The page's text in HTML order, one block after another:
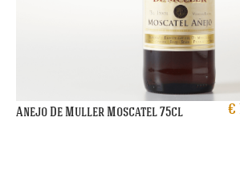
Anejo De Muller Moscatel 75cl €